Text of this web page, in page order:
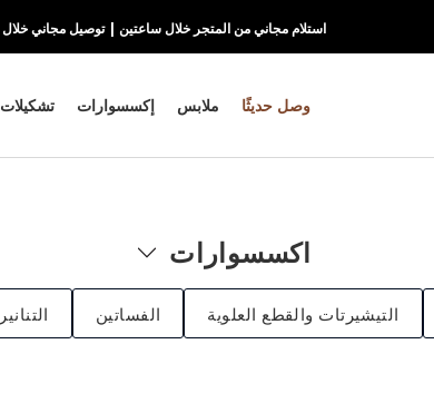
استلام مجاني من المتجر خلال ساعتين | توصيل مجاني خلال 1-2 يوم
وصل حديثًا ملابس إكسسوارات تشكيلات
اكسسوارات
التيشيرتات والقطع العلوية الفساتين التنانير